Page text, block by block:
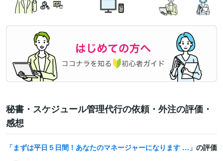
秘書・スケジュール管理代行の依頼・外注の評価・
感想
まずは平日５日間！あなたのマネージャーになります ★タスクを遂行して一緒に目標に向かって走ろう！ の評価